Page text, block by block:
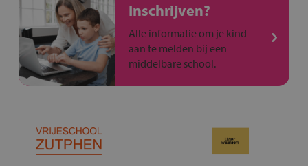
Inschrijven?
Alle informatie om je kind
aan te melden bij een
middelbare school.